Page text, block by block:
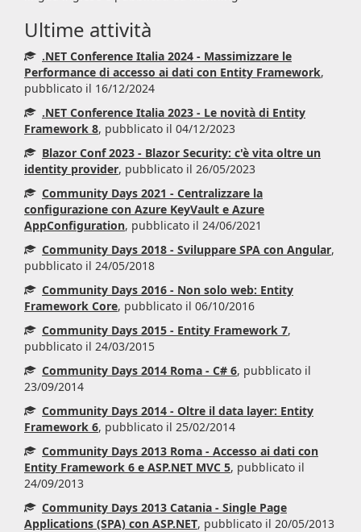
Ultime attività
.NET Conference Italia 2024 - Massimizzare le
Performance di accesso ai dati con Entity Framework,
pubblicato il 16/12/2024
.NET Conference Italia 2023 - Le novità di Entity
Framework 8, pubblicato il 04/12/2023
Blazor Conf 2023 - Blazor Security: c'è vita oltre un
identity provider, pubblicato il 26/05/2023
Community Days 2021 - Centralizzare la
configurazione con Azure KeyVault e Azure
AppConfiguration, pubblicato il 24/06/2021
Community Days 2018 - Sviluppare SPA con Angular,
pubblicato il 24/05/2018
Community Days 2016 - Non solo web: Entity
Framework Core, pubblicato il 06/10/2016
Community Days 2015 - Entity Framework 7,
pubblicato il 24/03/2015
Community Days 2014 Roma - C# 6, pubblicato il
23/09/2014
Community Days 2014 - Oltre il data layer: Entity
Framework 6, pubblicato il 25/02/2014
Community Days 2013 Roma - Accesso ai dati con
Entity Framework 6 e ASP.NET MVC 5, pubblicato il
24/09/2013
Community Days 2013 Catania - Single Page
Applications (SPA) con ASP.NET, pubblicato il 20/05/2013